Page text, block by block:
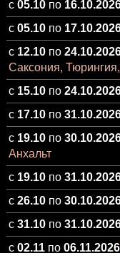
с 05.10по
с 05.10по
с 12.10по
Саксония,
с 15.10по
с 17.10по
с 19.10по
Анхальт
с 19.10по
с 26.10по
с 31.10по
с 02.11по 06.11.2026